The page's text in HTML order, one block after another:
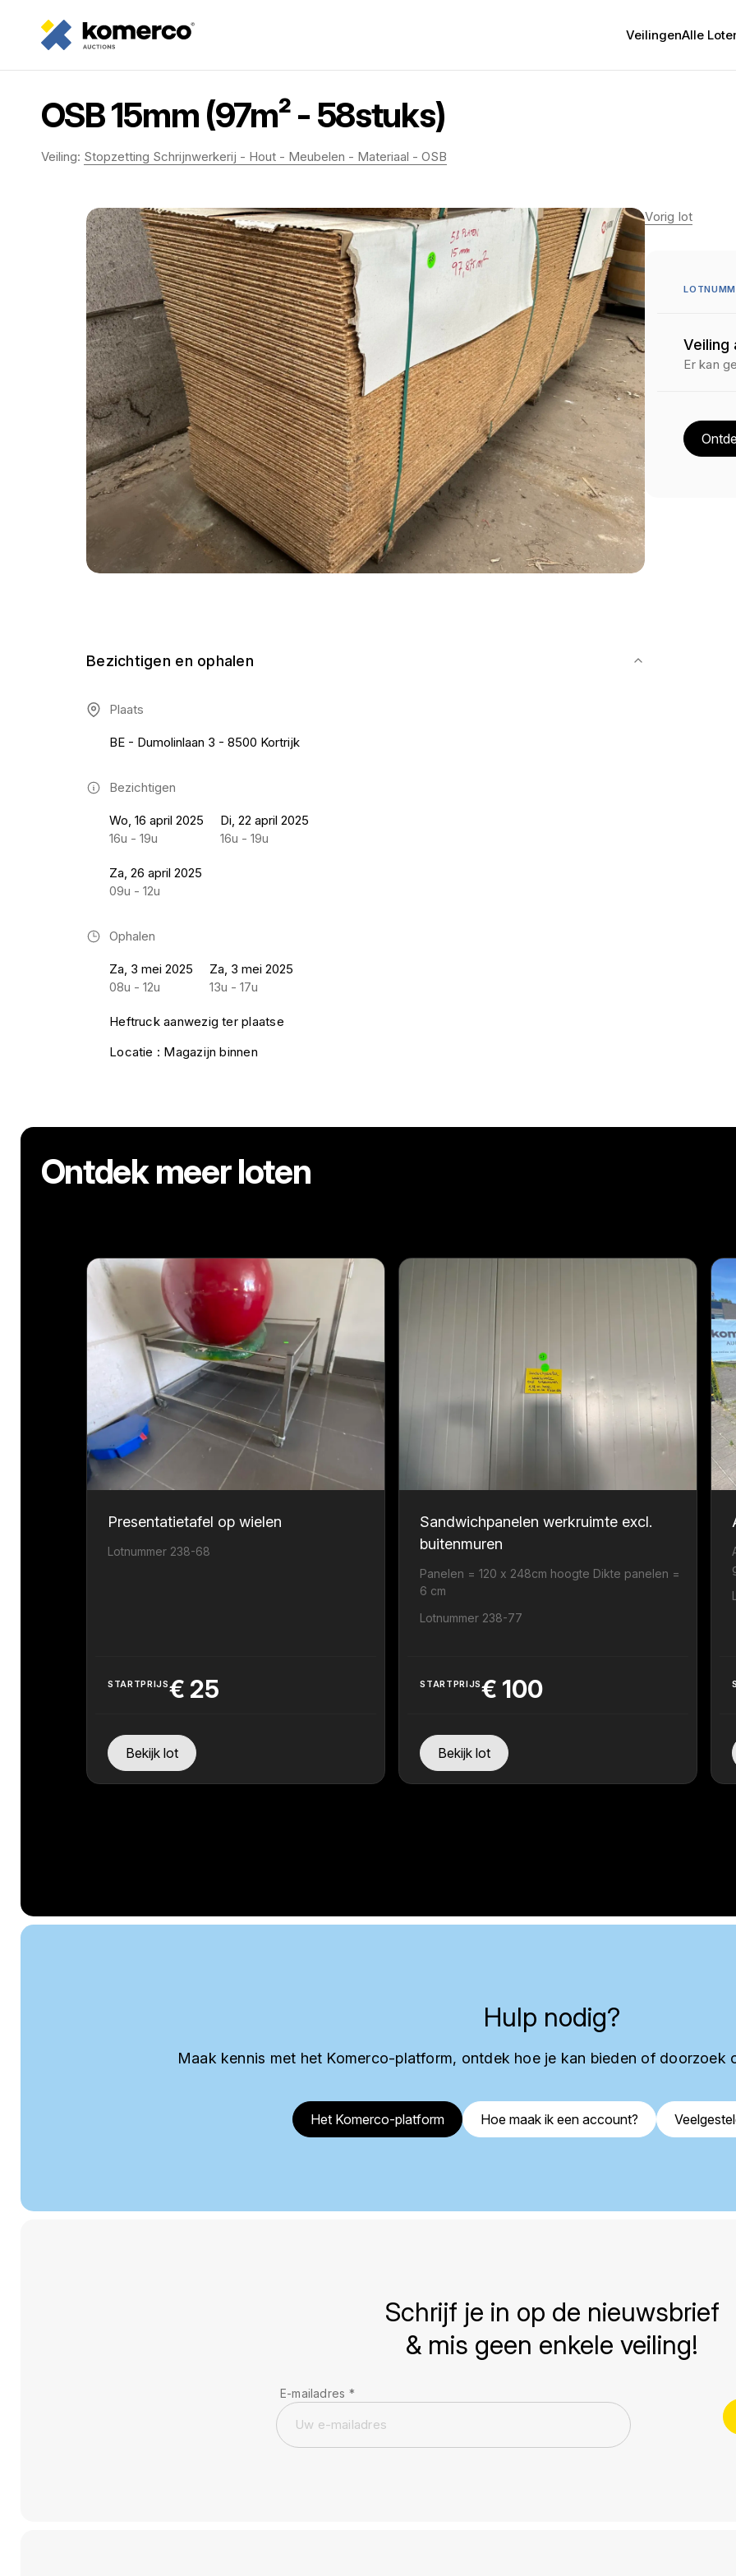
VeilingenAlle
OSB 15mm (97m² - 58stuks)
Veiling: Stopzetting Schrijnwerkerij - Hout - Meubelen - Materiaal - OSB
Bezichtigen en ophalen
Plaats
BE - Dumolinlaan 3 - 8500 Kortrijk
Bezichtigen
Wo, 16 april 2025
16u - 19u
Di, 22 april 2025
16u - 19u
Za, 26 april 2025
09u - 12u
Ophalen
Za, 3 mei 2025
08u - 12u
Za, 3 mei 2025
13u - 17u
Heftruck aanwezig ter plaatse
Locatie : Magazijn binnen
Vorig lot
Veiling
Er kan
Ontdek meer loten
Presentatietafel op wielen
Lotnummer 238-68
STARTPRIJS€ 25
Bekijk lot
Sandwichpanelen werkruimte excl.
buitenmuren
Panelen = 120 x 248cm hoogte Dikte panelen =
6 cm
Lotnummer 238-77
STARTPRIJS€ 100
Bekijk lot
Hulp nodig?
Maak kennis met het Komerco-platform, ontdek hoe je kan bieden of doorzoek
Het Komerco-platform Hoe maak ik een account?
Schrijf je in op de nieuwsbrief
& mis geen enkele veiling!
E-mailadres *